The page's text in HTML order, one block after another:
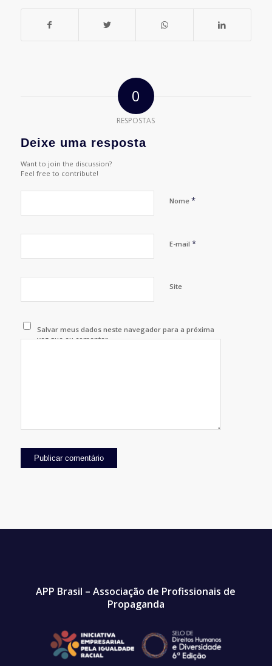
0
RESPOSTAS
Deixe uma resposta
Want to join the discussion?
Feel free to contribute!
Nome *
E-mail *
Site
Salvar meus dados neste navegador para a próxima
vez que eu comentar.
APP Brasil – Associação de Profissionais de
Propaganda